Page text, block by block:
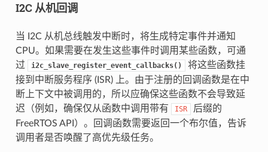
I2C 从机回调
当 I2C 从机总线触发中断时，将生成特定事件并通知
CPU。如果需要在发生这些事件时调用某些函数，可通
过
i2c_slave_register_event_callbacks()
将这些函数挂
接到中断服务程序 (ISR) 上。由于注册的回调函数是在中
断上下文中被调用的，所以应确保这些函数不会导致延
迟（例如，确保仅从函数中调用带有
ISR
后缀的
FreeRTOS API）。回调函数需要返回一个布尔值，告诉
调用者是否唤醒了高优先级任务。